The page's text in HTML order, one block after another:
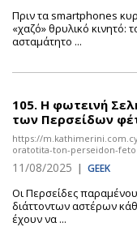
Πριν τα smartphones
«χαζό» θρυλικό κινητό:
ασταμάτητο ...
105. Η φωτεινή
των Περσείδων
https://
oratotita-ton-perseidon-
11/08/2025 | GEEK
Οι Περσείδες
διάττοντων αστέρων
έχουν να ...